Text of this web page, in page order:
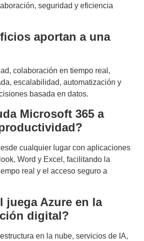
seguridad y eficiencia
aportan a una
colaboración en tiempo real,
escalabilidad, automatización y
basada en datos.
Microsoft 365 a
cualquier lugar con aplicaciones
Word y Excel, facilitando la
real y el acceso seguro a
juega Azure en la
digital?
en la nube, servicios de IA,